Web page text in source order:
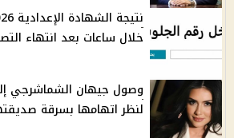
خلال ساعات بعد انتهاء
وصول جيهان الشماشرجي
لنظر اتهامها بسرقة